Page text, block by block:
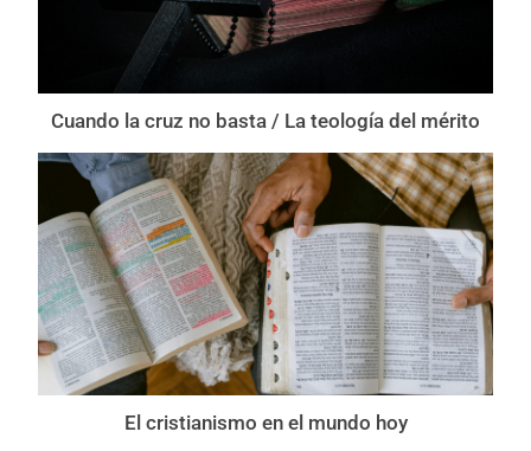
Cuando la cruz no basta / La teología del mérito
El cristianismo en el mundo hoy